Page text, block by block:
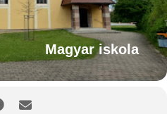
Magyar iskola